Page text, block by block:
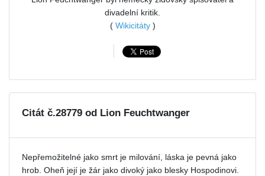
divadelní kritik.
( Wikicitáty)
Citát č.28779 od Lion Feuchtwanger
Nepřemožitelné jako smrt je milování, láska je pevná jako
hrob. Oheň její je žár jako divoký jako blesky Hospodinovi.